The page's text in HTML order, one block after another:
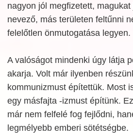
nagyon jól megfizetett,
nevező, más területen feltűnni
felelőtlen önmutogatása legyen.
A valóságot mindenki úgy látja
akarja. Volt már ilyenben
kommunizmust építettük. Most
egy másfajta -izmust építünk.
már nem felfelé fog fejlődni,
legmélyebb emberi sötétségbe.